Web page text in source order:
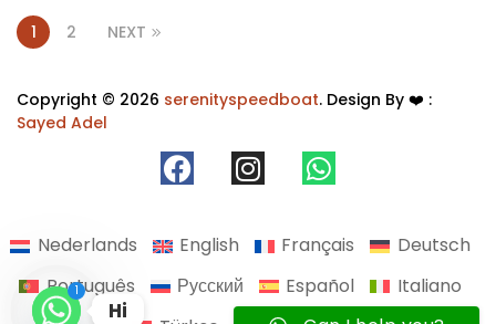
1 2 NEXT
Copyright © 2026 serenityspeedboat. Design By ❤️ :
Sayed Adel
Nederlands English Français
Deutsch
Português
Русский Español
Italiano
1
Hi